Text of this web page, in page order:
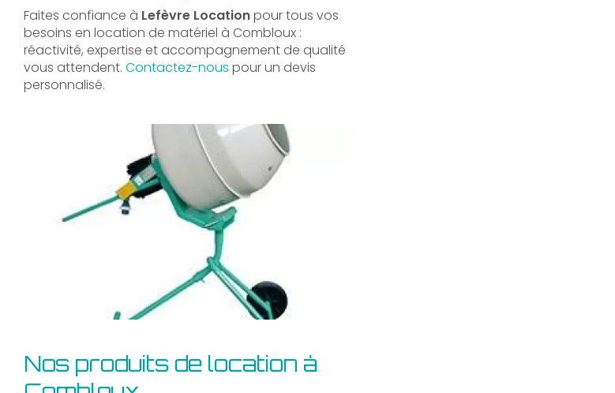
Faites confiance à Lefèvre Locationpour tous vos
besoins en location de matériel à Combloux :
réactivité, expertise et accompagnement de qualité
vous attendent. Contactez-nous pour un devis
personnalisé.
Nos produits de location à